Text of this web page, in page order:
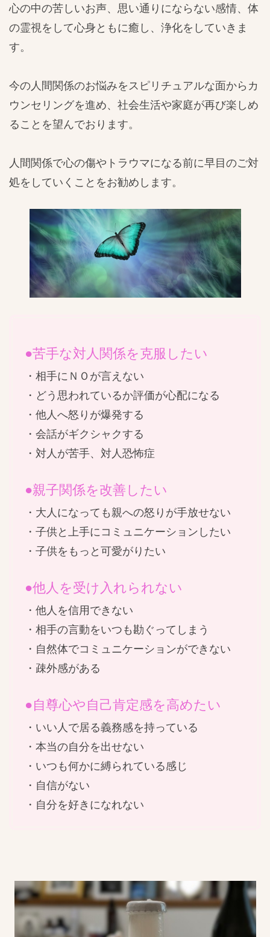
心の中の苦しいお声、思い通りにならない感情、体
の霊視をして心身ともに癒し、浄化をしていきま
す。
今の人間関係のお悩みをスピリチュアルな面からカ
ウンセリングを進め、社会生活や家庭が再び楽しめ
ることを望んでおります。
人間関係で心の傷やトラウマになる前に早目のご対
処をしていくことをお勧めします。
●苦手な対人関係を克服したい
・相手にＮＯが言えない
・どう思われているか評価が心配になる
・他人へ怒りが爆発する
・会話がギクシャクする
・対人が苦手、対人恐怖症
●親子関係を改善したい
・大人になっても親への怒りが手放せない
・子供と上手にコミュニケーションしたい
・子供をもっと可愛がりたい
●他人を受け入れられない
・他人を信用できない
・相手の言動をいつも勘ぐってしまう
・自然体でコミュニケーションができない
・疎外感がある
●自尊心や自己肯定感を高めたい
・いい人で居る義務感を持っている
・本当の自分を出せない
・いつも何かに縛られている感じ
・自信がない
・自分を好きになれない